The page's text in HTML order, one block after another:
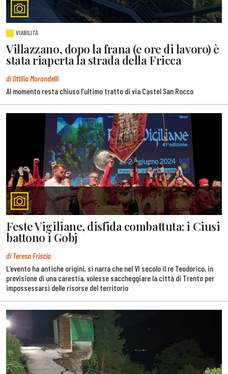
VIABILITÀ
Villazzano, dopo la frana (e ore di lavoro) è
stata riaperta la strada della Fricca
di Ottilia Morandelli
Al momento resta chiuso l'ultimo tratto di via Castel San Rocco
Feste Vigiliane, disfida combattuta: i Ciusi
battono i Gobj
di Teresa Friscia
L’evento ha antiche origini, si narra che nel VI secolo il re Teodorico, in
previsione di una carestia, volesse saccheggiare la città di Trento per
impossessarsi delle risorse del territorio